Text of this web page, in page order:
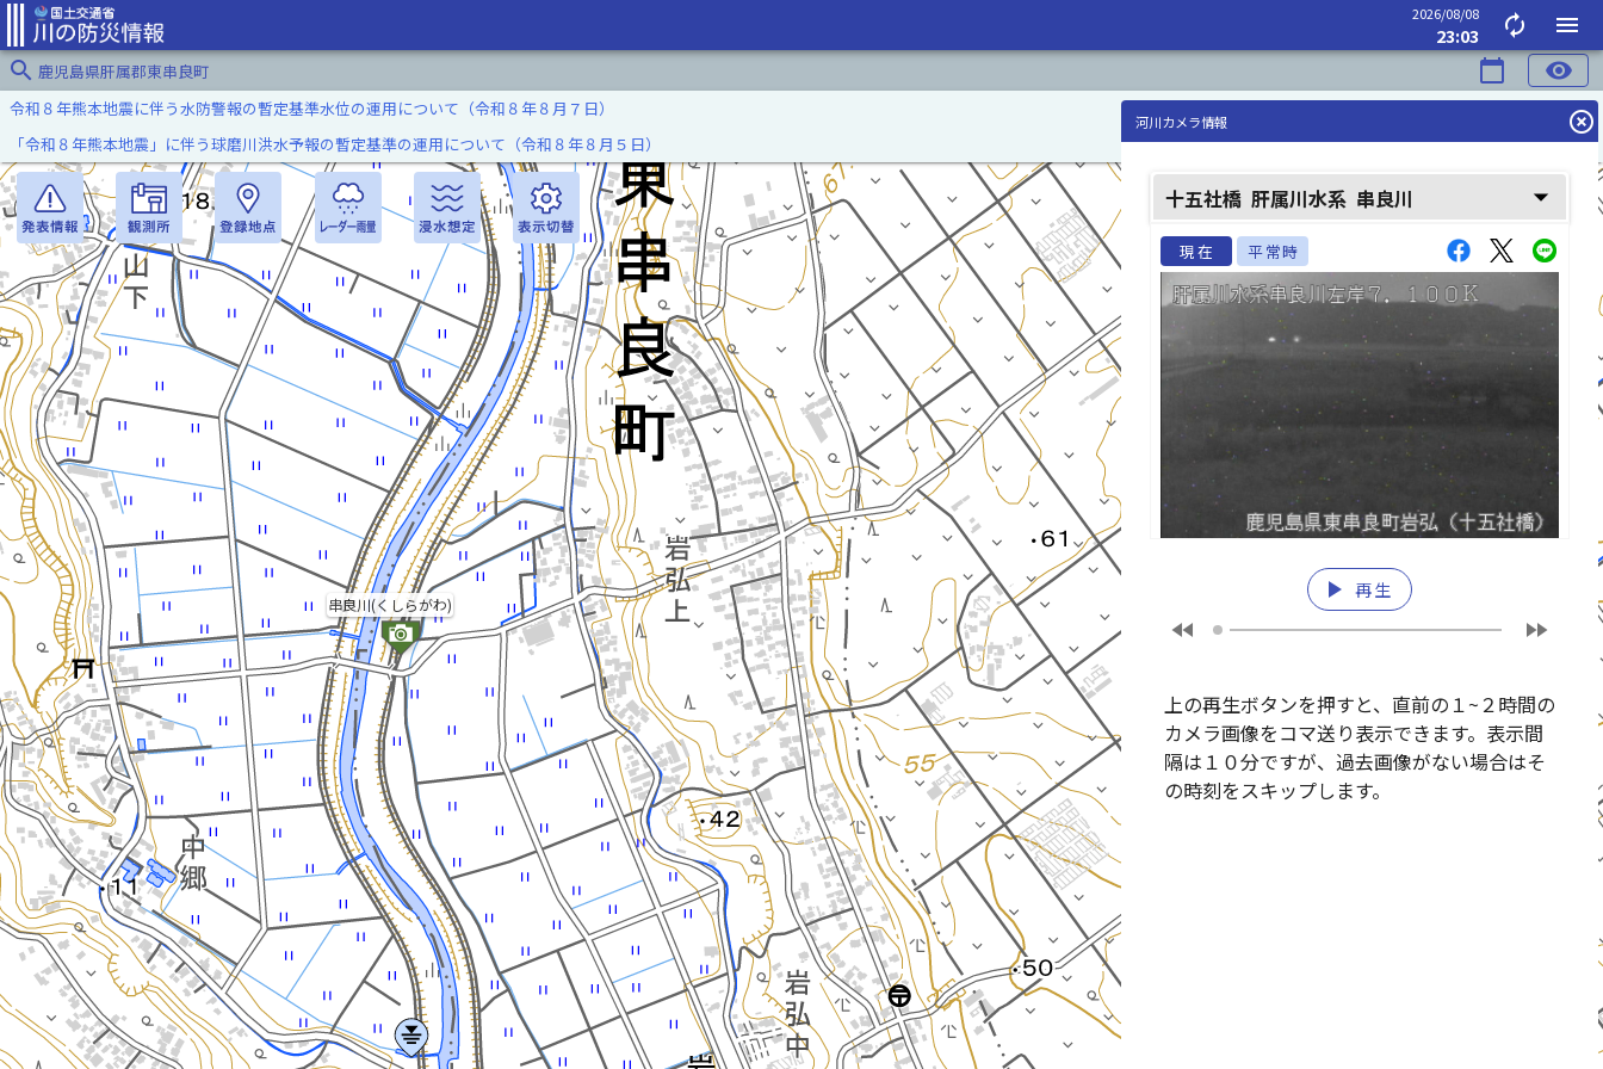
2026/08/08
23:03 autorenew
menu
search 鹿児島県肝属郡東串良町 calendar_today visibility
串良川(くしらがわ)
令和８年熊本地震に伴う水防警報の暫定基準水位の運用について（令和８年８月７日）
「令和８年熊本地震」に伴う球磨川洪水予報の暫定基準の運用について（令和８年８月５日）
河川カメラ情報 highlight_off
十五社橋 肝属川水系 串良川 arrow_drop_down
現在 平常時
play_arrow 再生
fast_rewind fast_forward
上の再生ボタンを押すと、直前の１~２時間の
カメラ画像をコマ送り表示できます。表示間
隔は１０分ですが、過去画像がない場合はそ
の時刻をスキップします。